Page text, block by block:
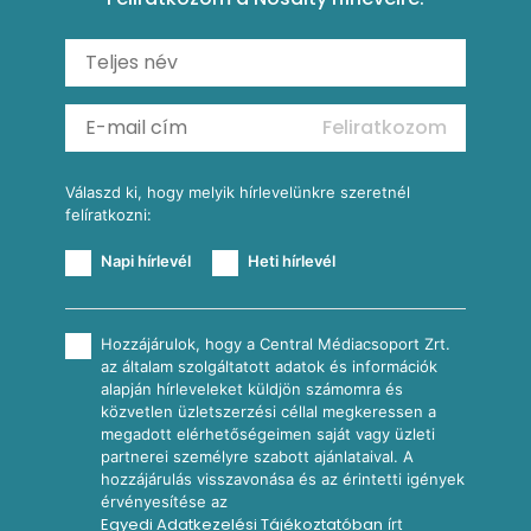
Shakshuka
Ratatouille
Mexikói húsleves kukorica salsával
Almás-kéksajtos kukoricasaláta
Köretek
Reggeli receptek
Feliratkozom
Válaszd ki, hogy melyik hírlevelünkre szeretnél
felíratkozni:
Napi hírlevél Heti hírlevél
Hozzájárulok, hogy a Central Médiacsoport Zrt.
az általam szolgáltatott adatok és információk
alapján hírleveleket küldjön számomra és
közvetlen üzletszerzési céllal megkeressen a
megadott elérhetőségeimen saját vagy üzleti
partnerei személyre szabott ajánlataival. A
hozzájárulás visszavonása és az érintetti igények
érvényesítése az
Egyedi Adatkezelési Tájékoztatóban írt